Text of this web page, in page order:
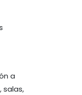
a
salas,